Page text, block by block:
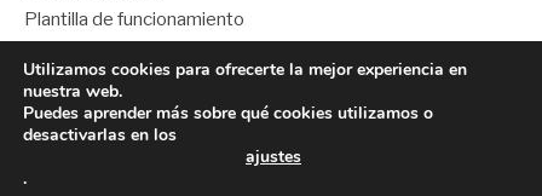
Plantilla de funcionamiento
Novedades docentes
Utilizamos cookies para ofrecerte la mejor experiencia en
nuestra web.
Puedes aprender más sobre qué cookies utilizamos o
desactivarlas en los
ajustes
.